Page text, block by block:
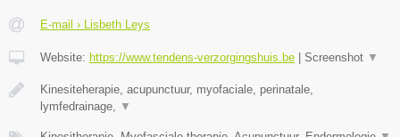
E-mail › Lisbeth Leys
Website: https://www.tendens-verzorgingshuis.be Screenshot ▼
Kinesiteherapie, acupunctuur, myofaciale, perinatale,
lymfedrainage, ▼